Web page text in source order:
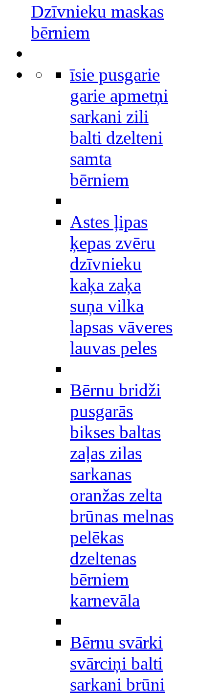
Dzīvnieku maskas
bērniem
īsie pusgarie
garie apmetņi
sarkani zili
balti dzelteni
samta
bērniem
Astes ļipas
ķepas zvēru
dzīvnieku
kaķa zaķa
suņa vilka
lapsas vāveres
lauvas peles
Bērnu bridži
pusgarās
bikses baltas
zaļas zilas
sarkanas
oranžas zelta
brūnas melnas
pelēkas
dzeltenas
bērniem
karnevāla
Bērnu svārki
svārciņi balti
sarkani brūni